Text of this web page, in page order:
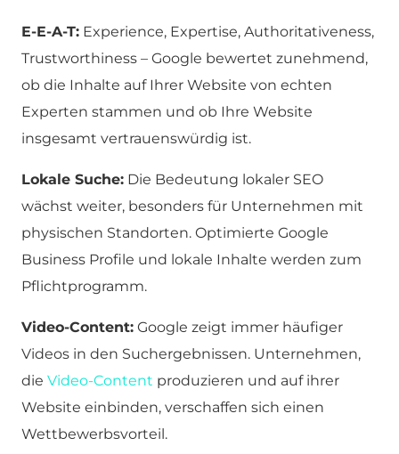
E-E-A-T: Experience, Expertise, Authoritativeness,
Trustworthiness – Google bewertet zunehmend,
ob die Inhalte auf Ihrer Website von echten
Experten stammen und ob Ihre Website
insgesamt vertrauenswürdig ist.
Lokale Suche: Die Bedeutung lokaler SEO
wächst weiter, besonders für Unternehmen mit
physischen Standorten. Optimierte Google
Business Profile und lokale Inhalte werden zum
Pflichtprogramm.
Video-Content: Google zeigt immer häufiger
Videos in den Suchergebnissen. Unternehmen,
die Video-Content produzieren und auf ihrer
Website einbinden, verschaffen sich einen
Wettbewerbsvorteil.